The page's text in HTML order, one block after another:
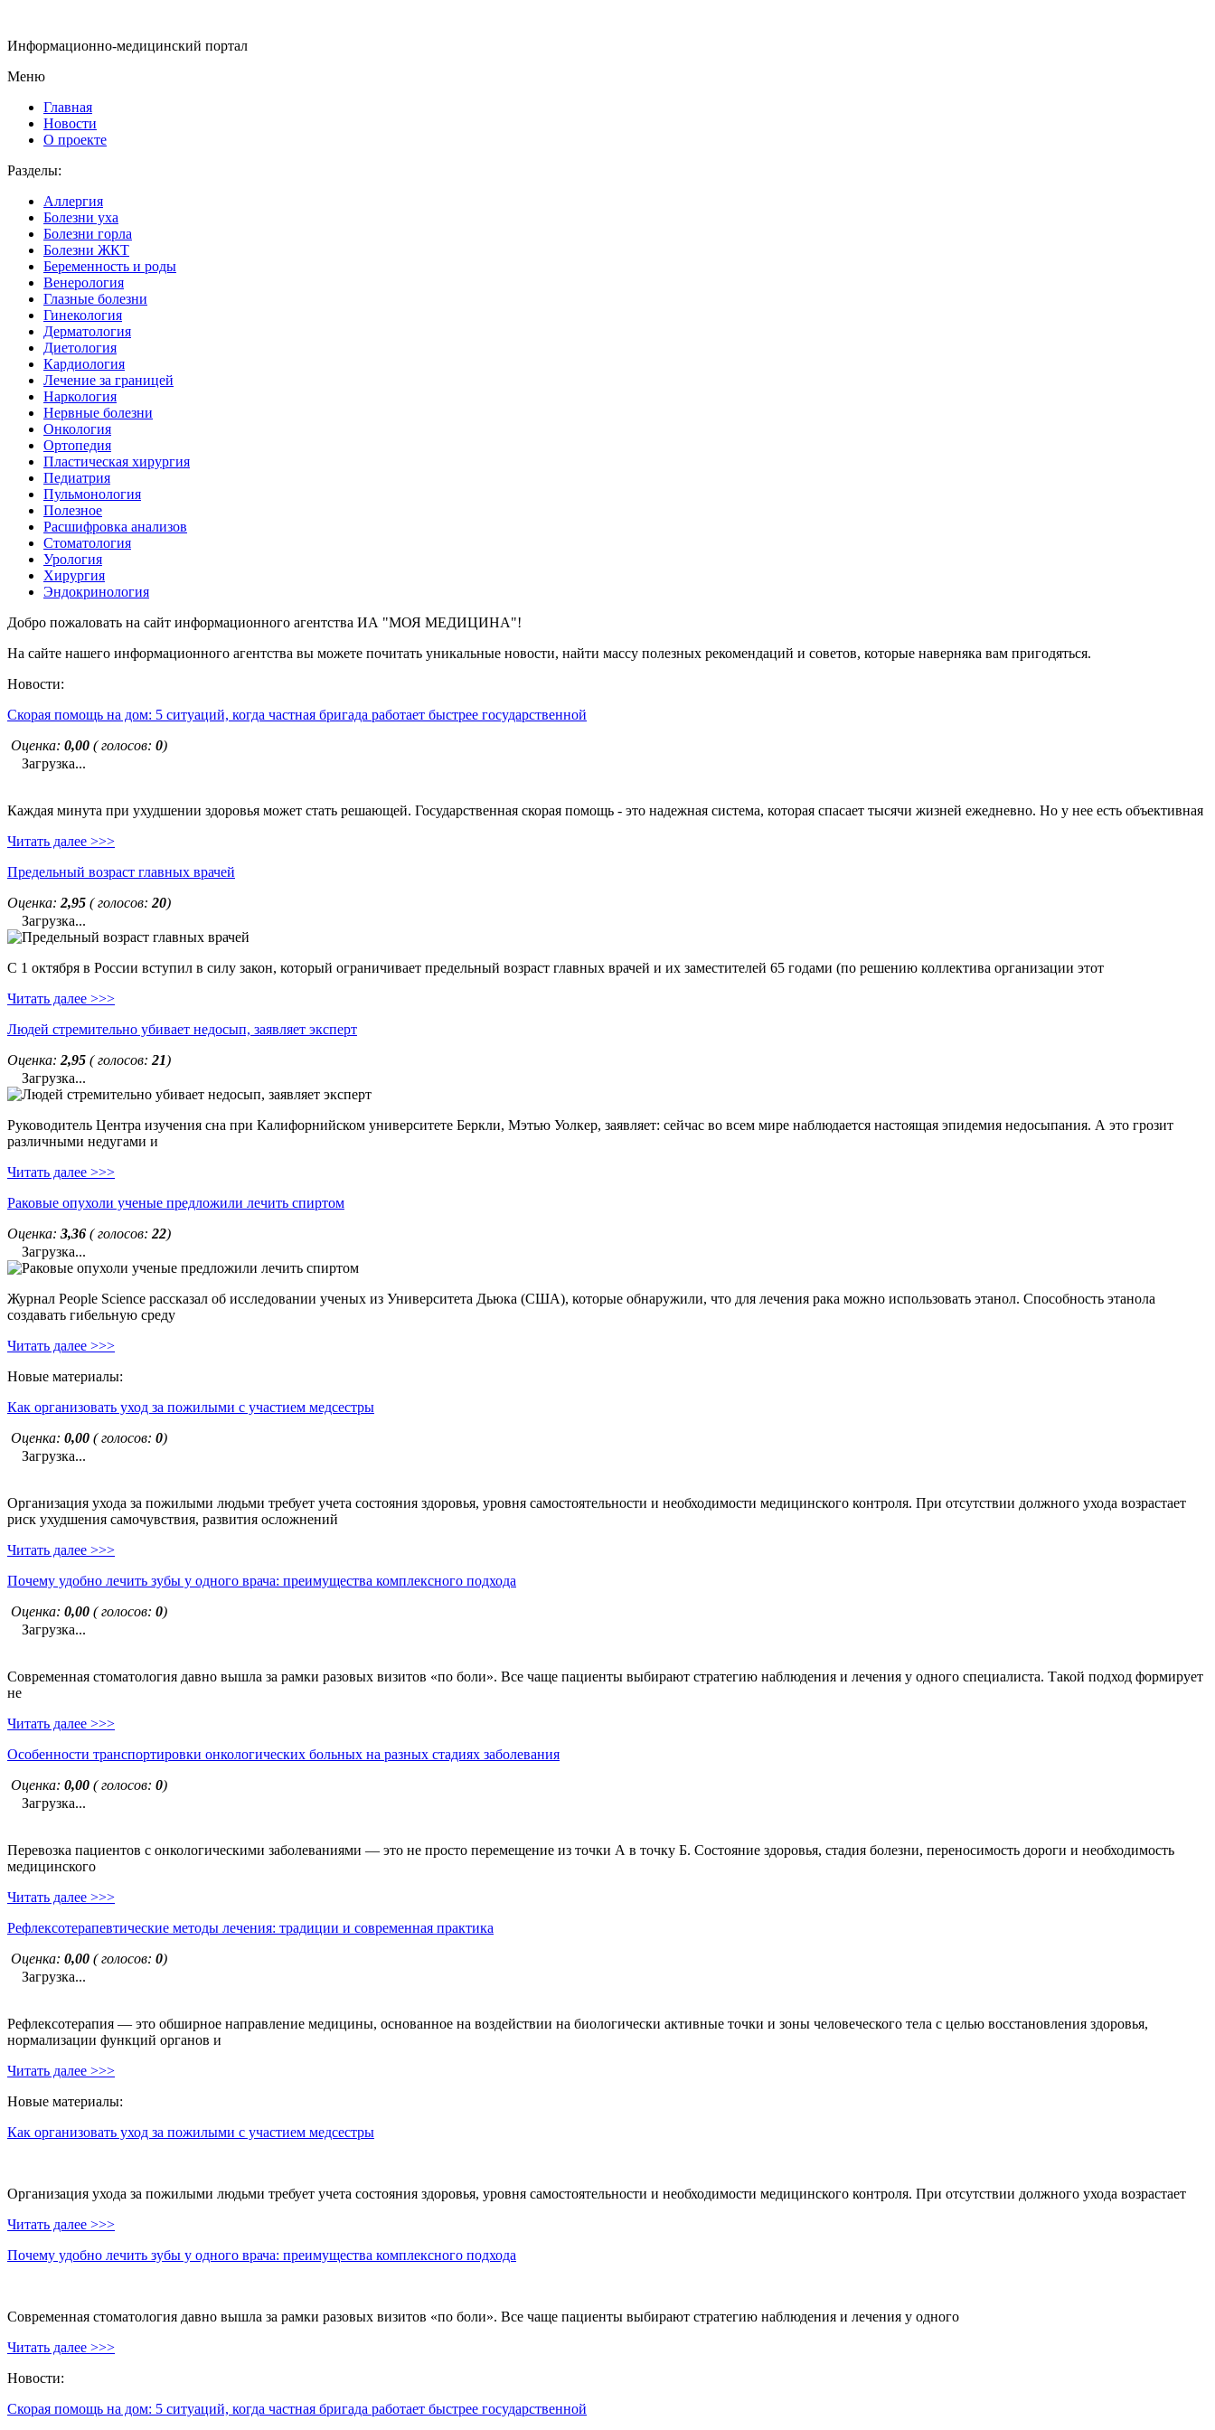
Информационно-медицинский портал
Меню
Главная
Новости
О проекте
Разделы:
Аллергия
Болезни уха
Болезни горла
Болезни ЖКТ
Беременность и роды
Венерология
Глазные болезни
Гинекология
Дерматология
Диетология
Кардиология
Лечение за границей
Наркология
Нервные болезни
Онкология
Ортопедия
Пластическая хирургия
Педиатрия
Пульмонология
Полезное
Расшифровка анализов
Стоматология
Урология
Хирургия
Эндокринология
Добро пожаловать на сайт информационного агентства ИА "МОЯ МЕДИЦИНА"!
На сайте нашего информационного агентства вы можете почитать уникальные новости, найти массу полезных рекомендаций и советов, которые наверняка вам пригодяться.
Новости:
Скорая помощь на дом: 5 ситуаций, когда частная бригада работает быстрее государственной
Оценка: 0,00 ( голосов: 0)
Загрузка...
Каждая минута при ухудшении здоровья может стать решающей. Государственная скорая помощь - это надежная система, которая спасает тысячи жизней ежедневно. Но у нее есть объективная
Читать далее >>>
Предельный возраст главных врачей
Оценка: 2,95 ( голосов: 20)
Загрузка...
С 1 октября в России вступил в силу закон, который ограничивает предельный возраст главных врачей и их заместителей 65 годами (по решению коллектива организации этот
Читать далее >>>
Людей стремительно убивает недосып, заявляет эксперт
Оценка: 2,95 ( голосов: 21)
Загрузка...
Руководитель Центра изучения сна при Калифорнийском университете Беркли, Мэтью Уолкер, заявляет: сейчас во всем мире наблюдается настоящая эпидемия недосыпания. А это грозит
различными недугами и
Читать далее >>>
Раковые опухоли ученые предложили лечить спиртом
Оценка: 3,36 ( голосов: 22)
Загрузка...
Журнал People Science рассказал об исследовании ученых из Университета Дьюка (США), которые обнаружили, что для лечения рака можно использовать этанол. Способность этанола
создавать гибельную среду
Читать далее >>>
Новые материалы:
Как организовать уход за пожилыми с участием медсестры
Оценка: 0,00 ( голосов: 0)
Загрузка...
Организация ухода за пожилыми людьми требует учета состояния здоровья, уровня самостоятельности и необходимости медицинского контроля. При отсутствии должного ухода возрастает
риск ухудшения самочувствия, развития осложнений
Читать далее >>>
Почему удобно лечить зубы у одного врача: преимущества комплексного подхода
Оценка: 0,00 ( голосов: 0)
Загрузка...
Современная стоматология давно вышла за рамки разовых визитов «по боли». Все чаще пациенты выбирают стратегию наблюдения и лечения у одного специалиста. Такой подход формирует
не
Читать далее >>>
Особенности транспортировки онкологических больных на разных стадиях заболевания
Оценка: 0,00 ( голосов: 0)
Загрузка...
Перевозка пациентов с онкологическими заболеваниями — это не просто перемещение из точки А в точку Б. Состояние здоровья, стадия болезни, переносимость дороги и необходимость
медицинского
Читать далее >>>
Рефлексотерапевтические методы лечения: традиции и современная практика
Оценка: 0,00 ( голосов: 0)
Загрузка...
Рефлексотерапия — это обширное направление медицины, основанное на воздействии на биологически активные точки и зоны человеческого тела с целью восстановления здоровья,
нормализации функций органов и
Читать далее >>>
Новые материалы:
Как организовать уход за пожилыми с участием медсестры
Организация ухода за пожилыми людьми требует учета состояния здоровья, уровня самостоятельности и необходимости медицинского контроля. При отсутствии должного ухода возрастает
Читать далее >>>
Почему удобно лечить зубы у одного врача: преимущества комплексного подхода
Современная стоматология давно вышла за рамки разовых визитов «по боли». Все чаще пациенты выбирают стратегию наблюдения и лечения у одного
Читать далее >>>
Новости:
Скорая помощь на дом: 5 ситуаций, когда частная бригада работает быстрее государственной